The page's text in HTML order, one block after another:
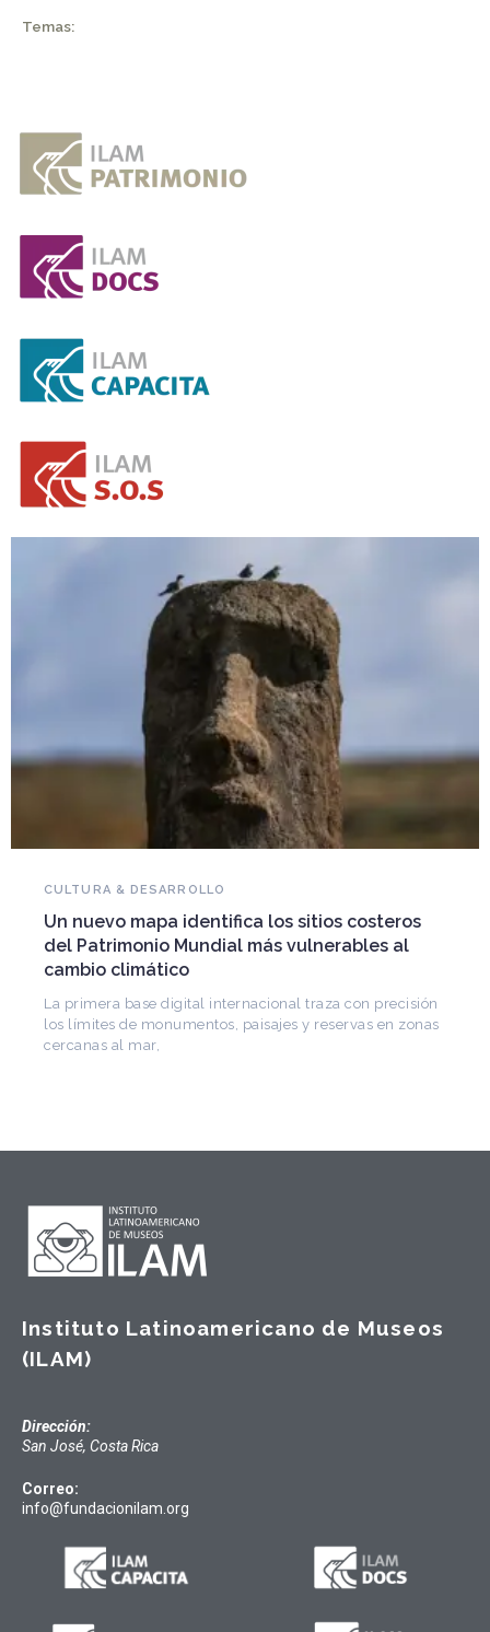
Temas:
Falleció Ramón Gutiérrez, guardián del
patrimonio iberoamericano
Arquitecto, historiador e Investigador Superior del
CONICET, fundó el CEDODAL e impulsó los Seminarios
de Arquitectura Latinoamericana. Publicó más de
Instituto Latinoamericano de Museos
(ILAM)
Dirección:
San José, Costa Rica
Correo:
info@fundacionilam.org